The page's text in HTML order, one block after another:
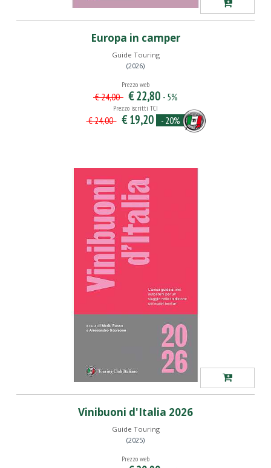
Europa in camper
Guide Touring
(2026)
Prezzo web
€ 24,00 € 22,80 - 5%
Prezzo iscritti TCI
€ 24,00 € 19,20 - 20%
Vinibuoni d'Italia 2026
Guide Touring
(2025)
Prezzo web